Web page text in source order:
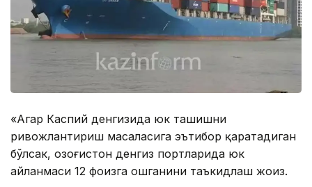
«Агар Каспий денгизида юк ташишни
ривожлантириш масаласига эътибор қаратадиган
бўлсак, Қозоғистон денгиз портларида юк
айланмаси 12 фоизга ошганини таъкидлаш жоиз.